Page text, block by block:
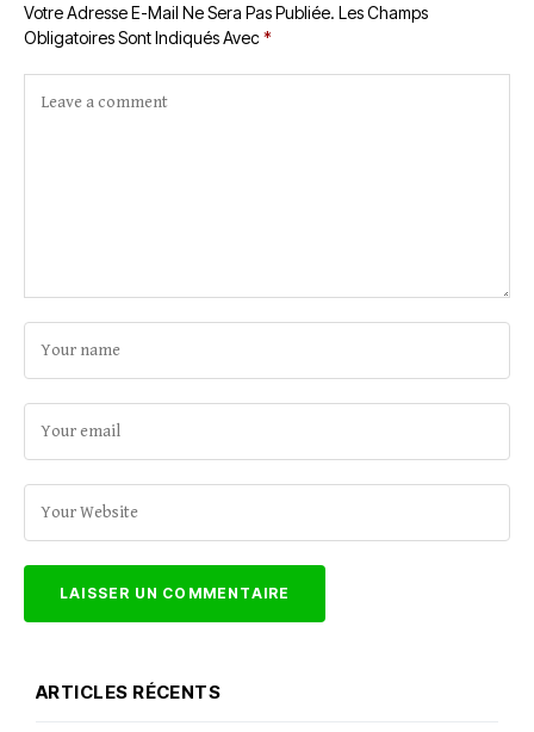
Votre Adresse E-Mail Ne Sera Pas Publiée. Les Champs
Obligatoires Sont Indiqués Avec*
ARTICLES RÉCENTS